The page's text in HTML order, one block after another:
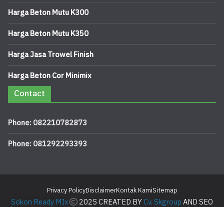
Harga Beton Mutu K300
Harga Beton Mutu K350
Harga Jasa Trowel Finish
Harga Beton Cor Minimix
Contact
Phone: 082210782873
Phone: 081292293393
Privacy PolicyDisclaimerKontak KamiSitemap
Sokon Ready MIx 2025 CREATED BYCv. SkgroupAND SEO